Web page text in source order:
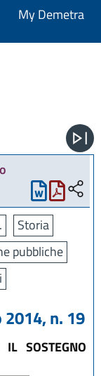
My Demetra
Storia
pubbliche
2014, n. 19
SOSTEGNO